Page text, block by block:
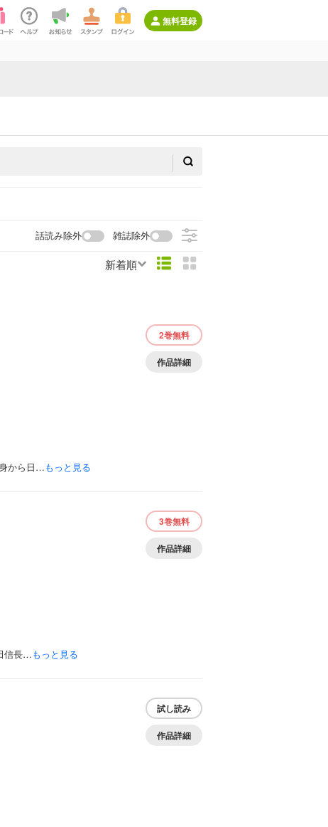
無料登録
話読み除外 雑誌除外
新着順
2巻無料
作品詳細
から日…もっと見る
3巻無料
作品詳細
信長…もっと見る
試し読み
作品詳細